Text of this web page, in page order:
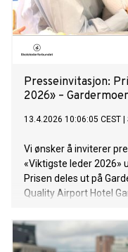
Presseinvitasjon:
2026» –
13.4.2026 10:06:05 CEST
Vi ønsker å inviterer
«Viktigste leder 2026»
Prisen deles ut på
Quality Airport Hotel